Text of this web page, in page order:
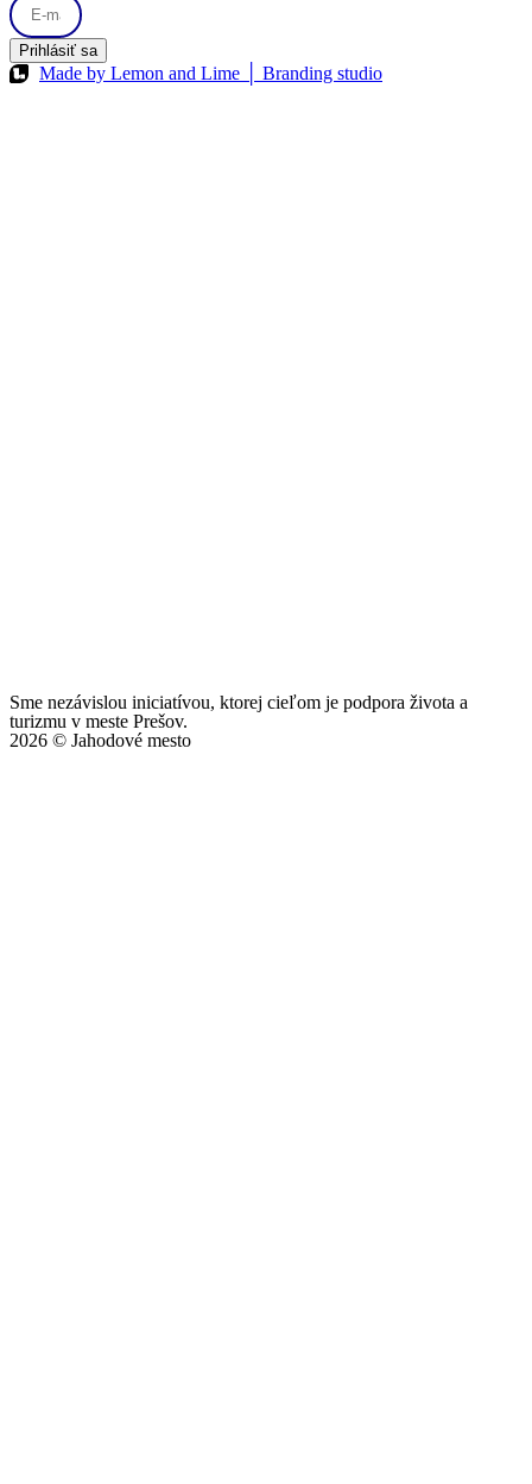
Prihlásiť sa
Made by Lemon and Lime │ Branding studio
Sme nezávislou iniciatívou, ktorej cieľom je podpora života a
turizmu v meste Prešov.
2026 © Jahodové mesto